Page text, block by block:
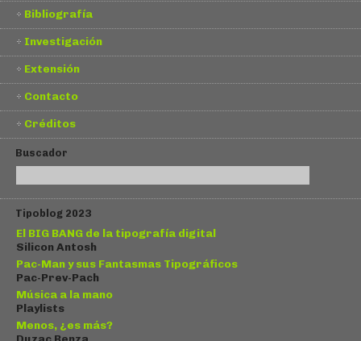
Bibliografía
Investigación
Extensión
Contacto
Créditos
Buscador
Tipoblog 2023
El BIG BANG de la tipografía digital
Silicon Antosh
Pac-Man y sus Fantasmas Tipográficos
Pac-Prev-Pach
Música a la mano
Playlists
Menos, ¿es más?